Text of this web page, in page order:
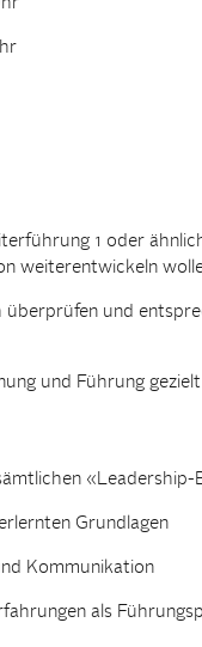
1 oder
weiterentwickeln
und
und Führung
«Leadership-
Grundlagen
Kommunikation
als